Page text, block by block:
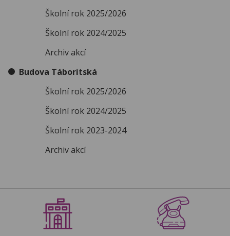
Školní rok 2025/2026
Školní rok 2024/2025
Archiv akcí
Budova Táboritská
Školní rok 2025/2026
Školní rok 2024/2025
Školní rok 2023-2024
Archiv akcí